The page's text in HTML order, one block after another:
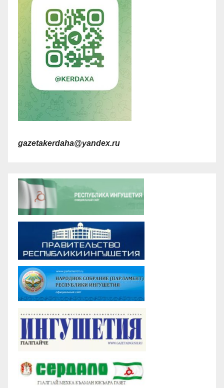
gazetakerdaha@yandex.ru